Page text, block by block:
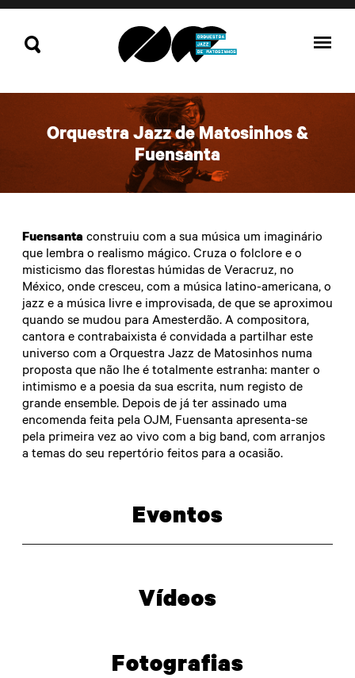
Orquestra Jazz de Matosinhos &
Fuensanta
Fuensanta construiu com a sua música um imaginário
que lembra o realismo mágico. Cruza o folclore e o
misticismo das florestas húmidas de Veracruz, no
México, onde cresceu, com a música latino-americana, o
jazz e a música livre e improvisada, de que se aproximou
quando se mudou para Amesterdão. A compositora,
cantora e contrabaixista é convidada a partilhar este
universo com a Orquestra Jazz de Matosinhos numa
proposta que não lhe é totalmente estranha: manter o
intimismo e a poesia da sua escrita, num registo de
grande ensemble. Depois de já ter assinado uma
encomenda feita pela OJM, Fuensanta apresenta-se
pela primeira vez ao vivo com a big band, com arranjos
a temas do seu repertório feitos para a ocasião.
Eventos
Vídeos
Fotografias